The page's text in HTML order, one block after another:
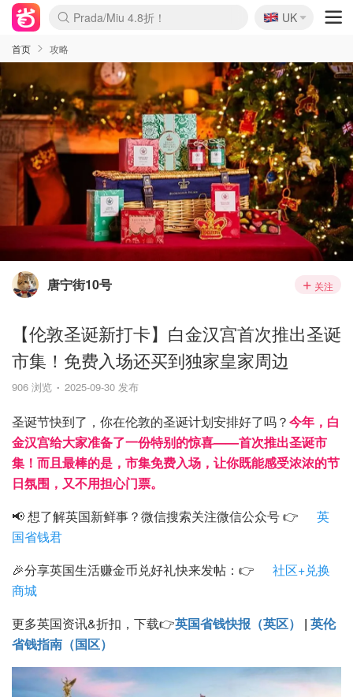
Prada/Miu 4.8折！
🇬🇧
UK
首页 攻略
唐宁街10号 关注
【伦敦圣诞新打卡】白金汉宫首次推出圣诞
市集！免费入场还买到独家皇家周边
906 浏览 2025-09-30 发布
圣诞节快到了，你在伦敦的圣诞计划安排好了吗？今年，白
金汉宫给大家准备了一份特别的惊喜——首次推出圣诞市
集！而且最棒的是，市集免费入场，让你既能感受浓浓的节
日氛围，又不用担心门票。
📢 想了解英国新鲜事？微信搜索关注微信公众号 👉
英
国省钱君
🎉分享英国生活赚金币兑好礼快来发帖：👉
社区+兑换
商城
更多英国资讯&折扣，下载👉英国省钱快报（英区） | 英伦
省钱指南（国区）